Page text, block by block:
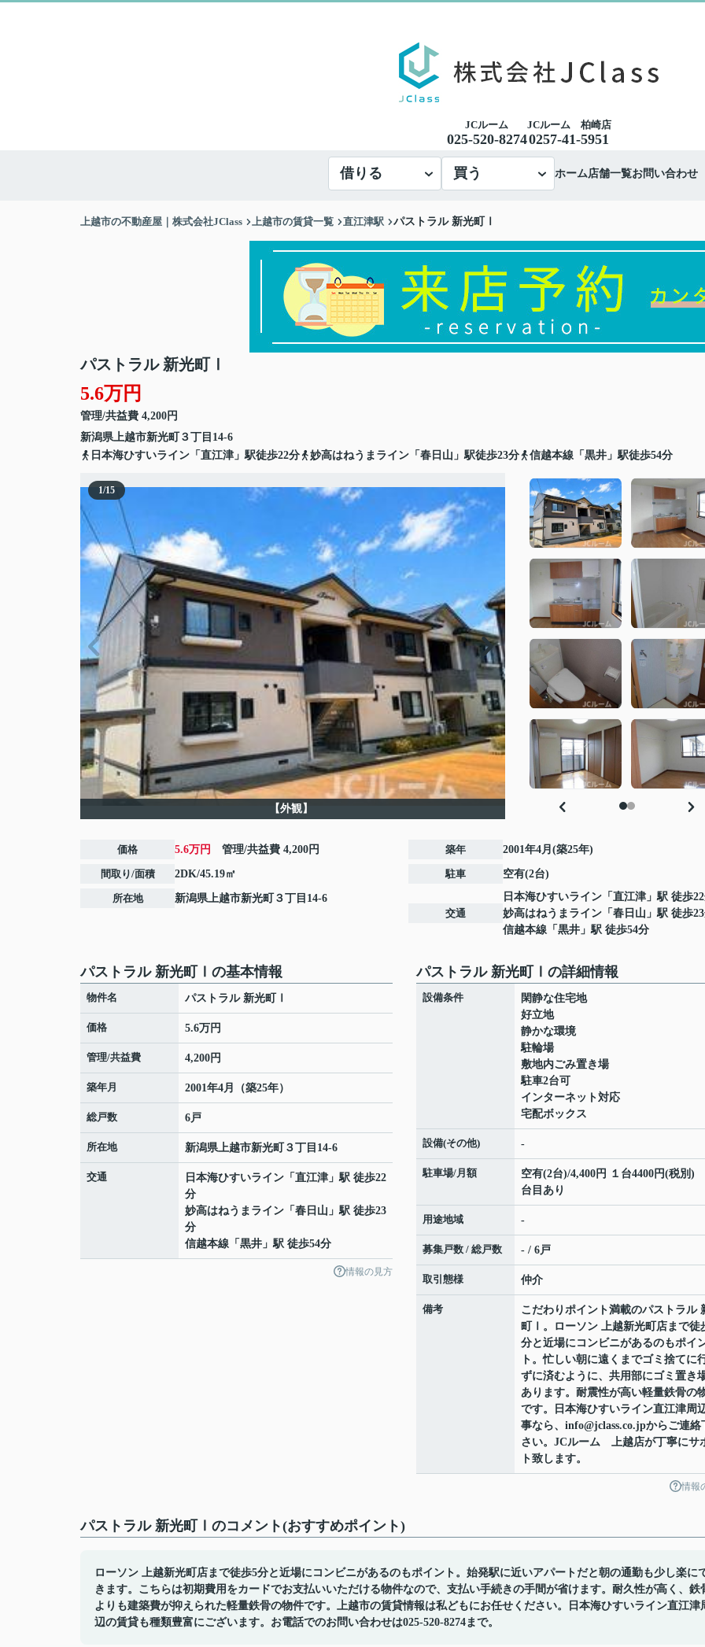
JCルーム
025-520-8274
JCルーム 柏崎店
0257-41-5951
借りる 買う ホーム店舗一覧お問い合わせ
上越市の不動産屋｜株式会社JClass 上越市の賃貸一覧 直江津駅 パストラル 新光町Ⅰ
パストラル 新光町Ⅰ
5.6万円
管理/共益費 4,200円
新潟県上越市新光町
３丁目14-6
日本海ひすいライン「直江津」駅徒歩22分
妙高はねうまライン「春日山」駅徒歩23分 信越本線「黒井」駅徒歩54分
1/15
【外観】
価格 5.6万円 管理/共益費 4,200円
間取り/面積 2DK/45.19㎡
所在地 新潟県上越市新光町 ３丁目14-6
築年 2001年4月(築25年)
駐車 空有(2台)
交通
日本海ひすいライン 「 直江津 」駅 徒歩
妙高はねうまライン 「 春日山 」駅 徒歩
信越本線 「 黒井 」駅 徒歩54分
パストラル 新光町Ⅰの基本情報
物件名 パストラル 新光町Ⅰ
価格 5.6万円
管理/共益費 4,200円
築年月 2001年4月（築25年）
総戸数 6戸
所在地 新潟県上越市新光町 ３丁目14-6
交通 日本海ひすいライン 「 直江津 」駅 徒歩22
分
妙高はねうまライン 「 春日山 」駅 徒歩23
分
信越本線 「 黒井 」駅 徒歩54分
情報の見方
パストラル 新光町Ⅰの詳細情報
設備条件
閑静な住宅地
好立地
静かな環境
駐輪場
敷地内ごみ置き場
駐車2台可
インターネット対応
宅配ボックス
設備(その他) -
駐車場/月額
空有(2台)/4,400円 １台4400円(税別)
台目あり
用途地域 -
募集戸数 / 総戸数 - / 6戸
取引態様 仲介
備考
こだわりポイント満載のパストラル
町Ⅰ。ローソン 上越新光町店まで徒
分と近場にコンビニがあるのもポイ
ト。忙しい朝に遠くまでゴミ捨てに
ずに済むように、共用部にゴミ置き
あります。耐震性が高い軽量鉄骨の
です。日本海ひすいライン直江津周
事なら、info@jclass.co.jpからご連絡
さい。JCルーム 上越店が丁寧にサ
ト致します。
情報
パストラル 新光町Ⅰのコメント(おすすめポイント)
ローソン 上越新光町店まで徒歩5分と近場にコンビニがあるのもポイント。始発駅に近いアパートだと朝の通勤も少し楽に
きます。こちらは初期費用をカードでお支払いいただける物件なので、支払い手続きの手間が省けます。耐久性が高く、鉄
よりも建築費が抑えられた軽量鉄骨の物件です。上越市の賃貸情報は私どもにお任せください。日本海ひすいライン直江津
辺の賃貸も種類豊富にございます。お電話でのお問い合わせは025-520-8274まで。